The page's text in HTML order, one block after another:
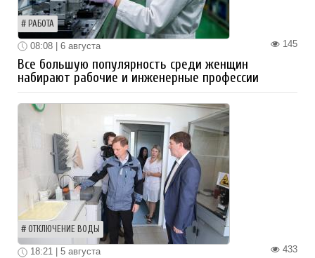
РАБОТА
145
08:08 | 6 августа
Все большую популярность среди женщин
набирают рабочие и инженерные профессии
ОТКЛЮЧЕНИЕ ВОДЫ
433
18:21 | 5 августа